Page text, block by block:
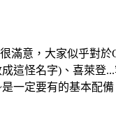
意，大家似乎對於
這怪名字)、喜萊登
一定要有的基本配